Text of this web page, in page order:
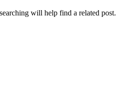
will help find a related post.